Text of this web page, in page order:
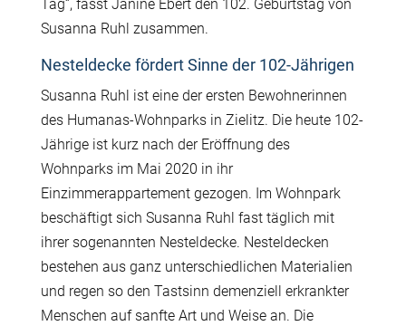
Tag“, fasst Janine Ebert den 102. Geburtstag von
Susanna Ruhl zusammen.
Nesteldecke fördert Sinne der 102-Jährigen
Susanna Ruhl ist eine der ersten Bewohnerinnen
des Humanas-Wohnparks in Zielitz. Die heute 102-
Jährige ist kurz nach der Eröffnung des
Wohnparks im Mai 2020 in ihr
Einzimmerappartement gezogen. Im Wohnpark
beschäftigt sich Susanna Ruhl fast täglich mit
ihrer sogenannten Nesteldecke. Nesteldecken
bestehen aus ganz unterschiedlichen Materialien
und regen so den Tastsinn demenziell erkrankter
Menschen auf sanfte Art und Weise an. Die